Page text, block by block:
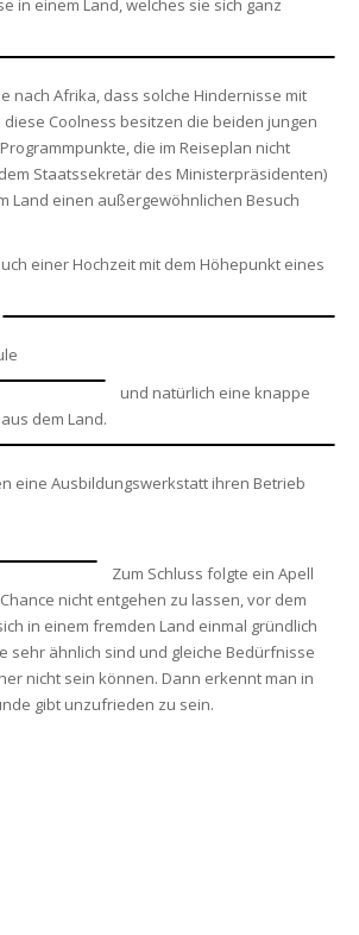
nach Afrika, dass solche Hindernisse mit
Coolness besitzen die beiden jungen
die im Reiseplan nicht
Staatssekretär des Ministerpräsidenten)
Land einen außergewöhnlichen Besuch
einer Hochzeit mit dem Höhepunkt eines
und natürlich eine knappe
dem Land.
eine Ausbildungswerkstatt ihren Betrieb
Zum Schluss folgte ein Apell
nicht entgehen zu lassen, vor dem
in einem fremden Land einmal gründlich
sehr ähnlich sind und gleiche Bedürfnisse
nicht sein können. Dann erkennt man in
gibt unzufrieden zu sein.